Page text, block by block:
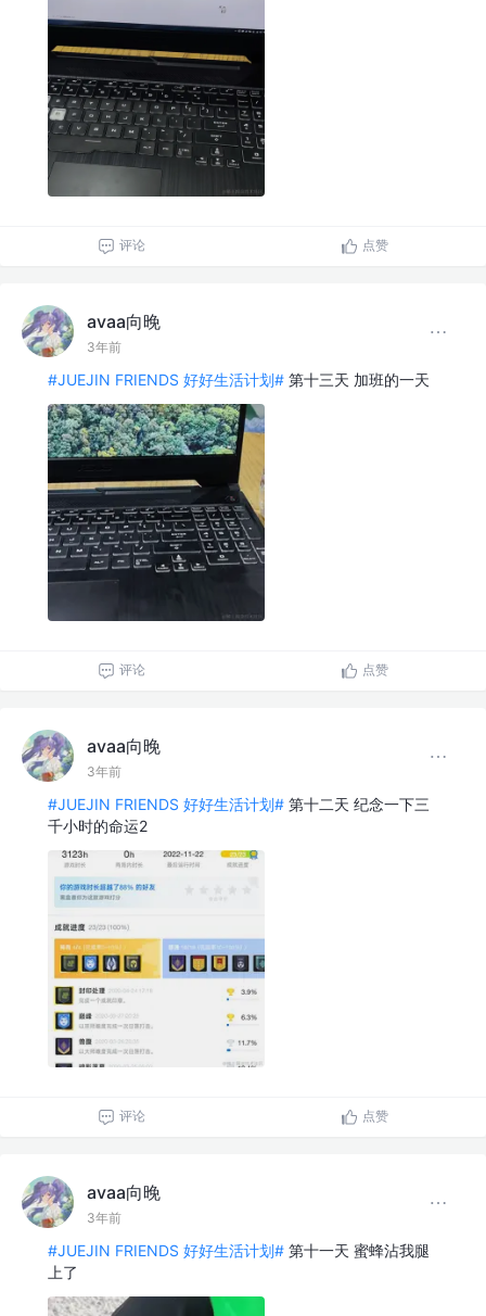
评论 点赞
avaa向晚
3年前
#JUEJIN FRIENDS 好好生活计划# 第十三天 加班的一天
评论 点赞
avaa向晚
3年前
#JUEJIN FRIENDS 好好生活计划# 第十二天 纪念一下三
千小时的命运2
评论 点赞
avaa向晚
3年前
#JUEJIN FRIENDS 好好生活计划# 第十一天 蜜蜂沾我腿
上了